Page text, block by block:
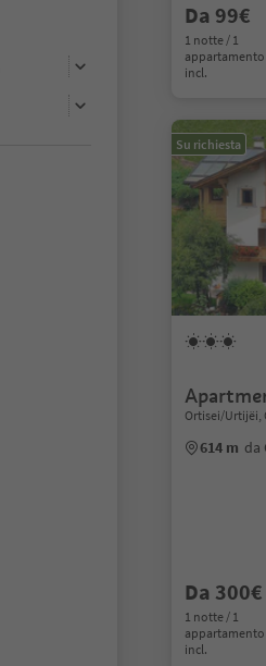
Da 99€
1 notte / 1
appartamento
incl.
Su richiesta
Ortisei/Urtijëi,
614 m da
Da 300€
1 notte / 1
appartamento
incl.